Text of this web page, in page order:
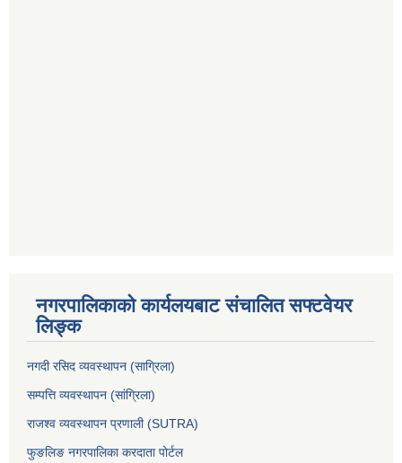
नगरपालिकाको कार्यलयबाट संचालित सफ्टवेयर
लिङ्क
नगदी रसिद व्यवस्थापन (साग्रिला)
सम्पत्ति व्यवस्थापन (सांग्रिला)
राजश्व व्यवस्थापन प्रणाली (SUTRA)
फुङलिङ नगरपालिका करदाता पोर्टल